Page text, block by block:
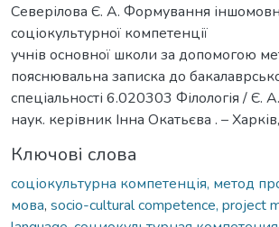
Северілова Є. А. Формування
соціокультурної компетенції
учнів основної школи за допомогою
пояснювальна записка до
спеціальності 6.020303 Філологія / Є.
наук. керівник Інна Окатьєва . –
Ключові слова
соціокультурна компетенція, метод
мова, socio-cultural competence, project